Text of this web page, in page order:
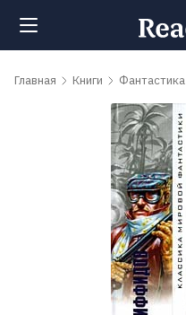
Поиск
Главная Книги Фантастика